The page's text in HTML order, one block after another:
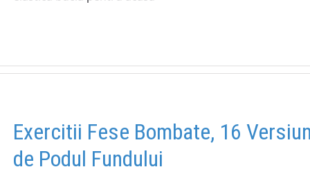
Exercitii Fese Bombate, 16
de Podul Fundului